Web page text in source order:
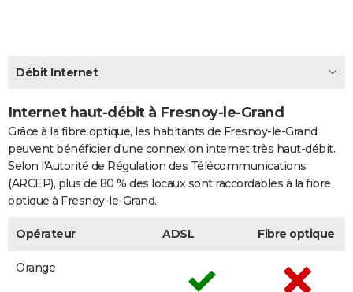
CARTE DE VOEUX
Carte de Noël
Carte Bonne année
Carte Saint-Valentin
Carte Pâques
Carte d'anniversaire
DICTIONNAIRE
PROGRAMME TV
COPAINS D'AVANT
S'inscrire
Se connecter
Lycées
Collèges
Primaires
Universités
Entreprises
Service militaire
Avis de recherche
AVIS DE DÉCÈS
FORUM
Débit Internet
Internet haut-débit à Fresnoy-le-Grand
Grâce à la fibre optique, les habitants de Fresnoy-le-Grand
peuvent bénéficier d'une connexion internet très haut-débit.
Selon l'Autorité de Régulation des Télécommunications
(ARCEP), plus de 80 % des locaux sont raccordables à la fibre
optique à Fresnoy-le-Grand.
Opérateur ADSL Fibre optique
Orange